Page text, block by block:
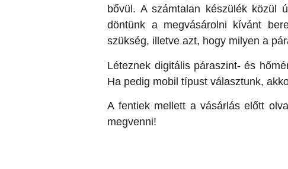
bővül. A számtalan készülék közül
döntünk a megvásárolni kívánt
szükség, illetve azt, hogy milyen a
Léteznek digitális páraszint- és
Ha pedig mobil típust választunk,
A fentiek mellett a vásárlás előtt
megvenni!